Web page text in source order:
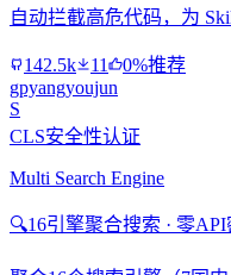
自动拦截高危代码，为
142.5k 11
0%推荐
gpyangyoujun
S
CLS安全性认证
Multi Search Engine
🔍16引擎聚合搜索 · 零